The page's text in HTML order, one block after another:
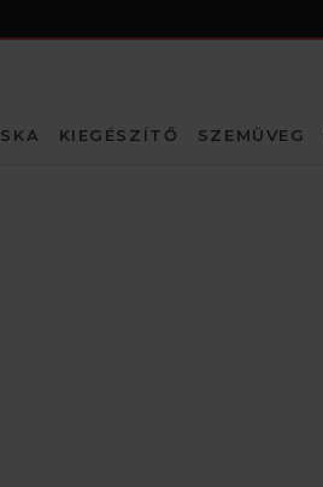
KIEGÉSZÍTŐ SZEMÜVEG